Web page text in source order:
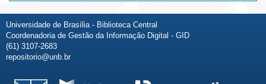
Universidade de Brasília - Biblioteca Central
Coordenadoria de Gestão da Informação Digital - GID
(61) 3107-2683
repositorio@unb.br